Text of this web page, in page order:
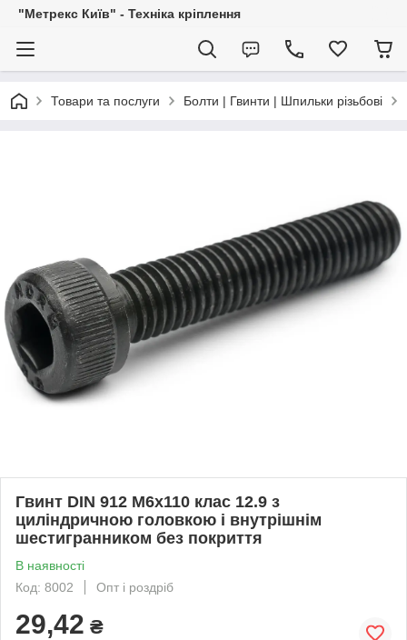
"Метрекс Київ" - Техніка кріплення
Товари та послуги Болти | Гвинти | Шпильки різьбові
Гвинт DIN 912 М6х110 клас 12.9 з
циліндричною головкою і внутрішнім
шестигранником без покриття
В наявності
Код: 8002
Опт і роздріб
29,42 ₴